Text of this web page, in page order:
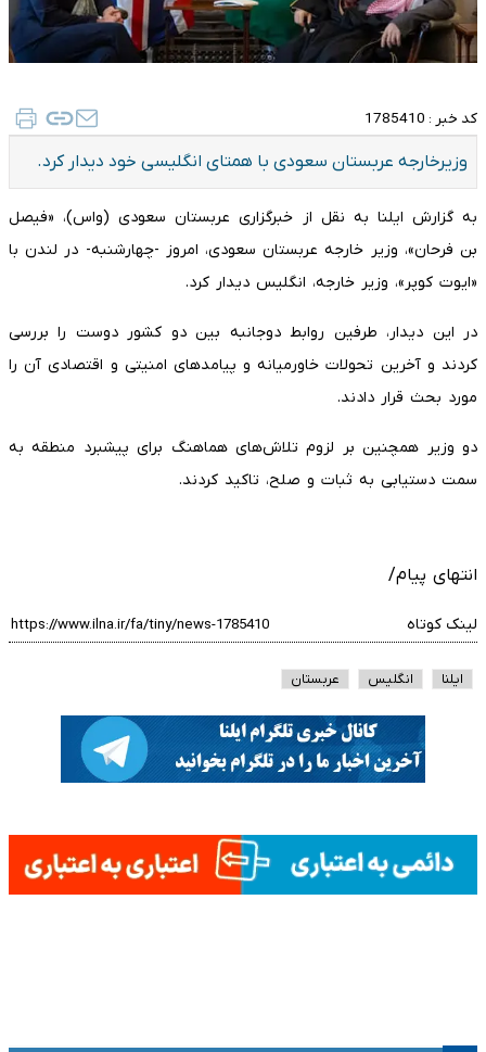
کد خبر : 1785410
وزیرخارجه عربستان سعودی با همتای انگلیسی خود دیدار کرد.
به گزارش ایلنا به نقل از خبرگزاری عربستان سعودی (واس)،‌ «فیصل
بن فرحان»، وزیر خارجه عربستان سعودی، امروز -چهارشنبه- در لندن با
«ایوت کوپر»، وزیر خارجه، انگلیس دیدار کرد.
در این دیدار، طرفین روابط دوجانبه بین دو کشور دوست را بررسی
کردند و آخرین تحولات خاورمیانه و پیامدهای امنیتی و اقتصادی آن را
مورد بحث قرار دادند.
دو وزیر همچنین بر لزوم تلاش‌های هماهنگ برای پیشبرد منطقه به
سمت دستیابی به ثبات و صلح، تاکید کردند.
انتهای پیام/
لینک کوتاه
ایلنا انگلیس عربستان